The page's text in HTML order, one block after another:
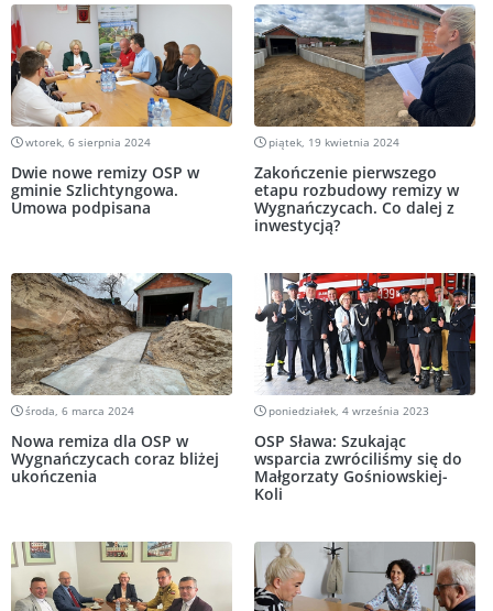
wtorek, 6 sierpnia 2024
Dwie nowe remizy OSP w
gminie Szlichtyngowa.
Umowa podpisana
piątek, 19 kwietnia 2024
Zakończenie pierwszego
etapu rozbudowy remizy w
Wygnańczycach. Co dalej z
inwestycją?
środa, 6 marca 2024
Nowa remiza dla OSP w
Wygnańczycach coraz bliżej
ukończenia
poniedziałek, 4 września 2023
OSP Sława: Szukając
wsparcia zwróciliśmy się do
Małgorzaty Gośniowskiej-
Koli